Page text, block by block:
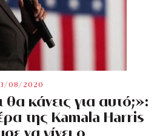
08/2020
θα κάνεις για αυτό;»:
της Kamala Harris
να γίνει ο